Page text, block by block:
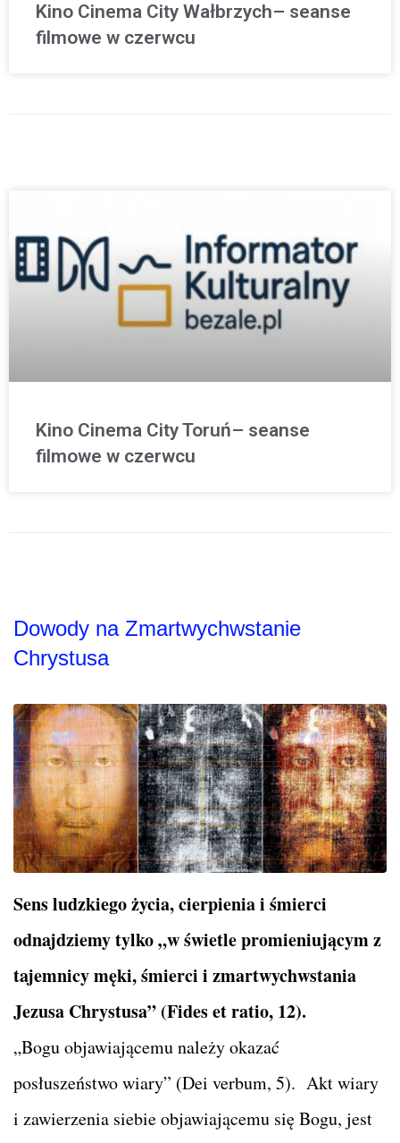
Kino Cinema City Wałbrzych– seanse
filmowe w czerwcu
Kino Cinema City Toruń– seanse
filmowe w czerwcu
Dowody na Zmartwychwstanie
Chrystusa
Sens ludzkiego życia, cierpienia i śmierci
odnajdziemy tylko „w świetle promieniującym z
tajemnicy męki, śmierci i zmartwychwstania
Jezusa Chrystusa” (Fides et ratio, 12).
„Bogu objawiającemu należy okazać
posłuszeństwo wiary” (Dei verbum, 5). Akt wiary
i zawierzenia siebie objawiającemu się Bogu, jest